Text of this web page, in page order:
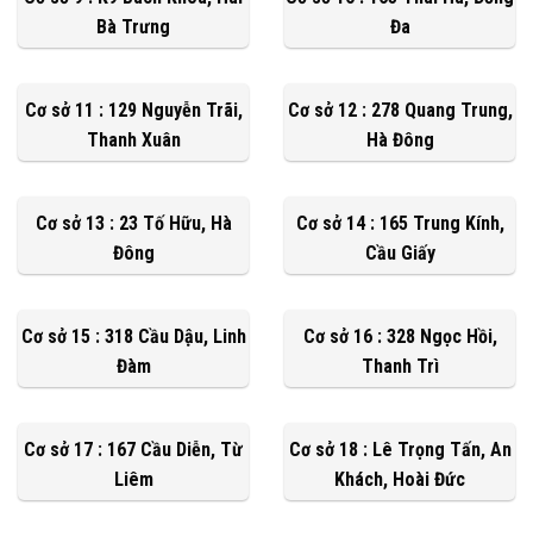
Bà Trưng
Đa
Cơ sở 11 : 129 Nguyễn Trãi,
Thanh Xuân
Cơ sở 12 : 278 Quang Trung,
Hà Đông
Cơ sở 13 : 23 Tố Hữu, Hà
Đông
Cơ sở 14 : 165 Trung Kính,
Cầu Giấy
Cơ sở 15 : 318 Cầu Dậu, Linh
Đàm
Cơ sở 16 : 328 Ngọc Hồi,
Thanh Trì
Cơ sở 17 : 167 Cầu Diễn, Từ
Liêm
Cơ sở 18 : Lê Trọng Tấn, An
Khách, Hoài Đức